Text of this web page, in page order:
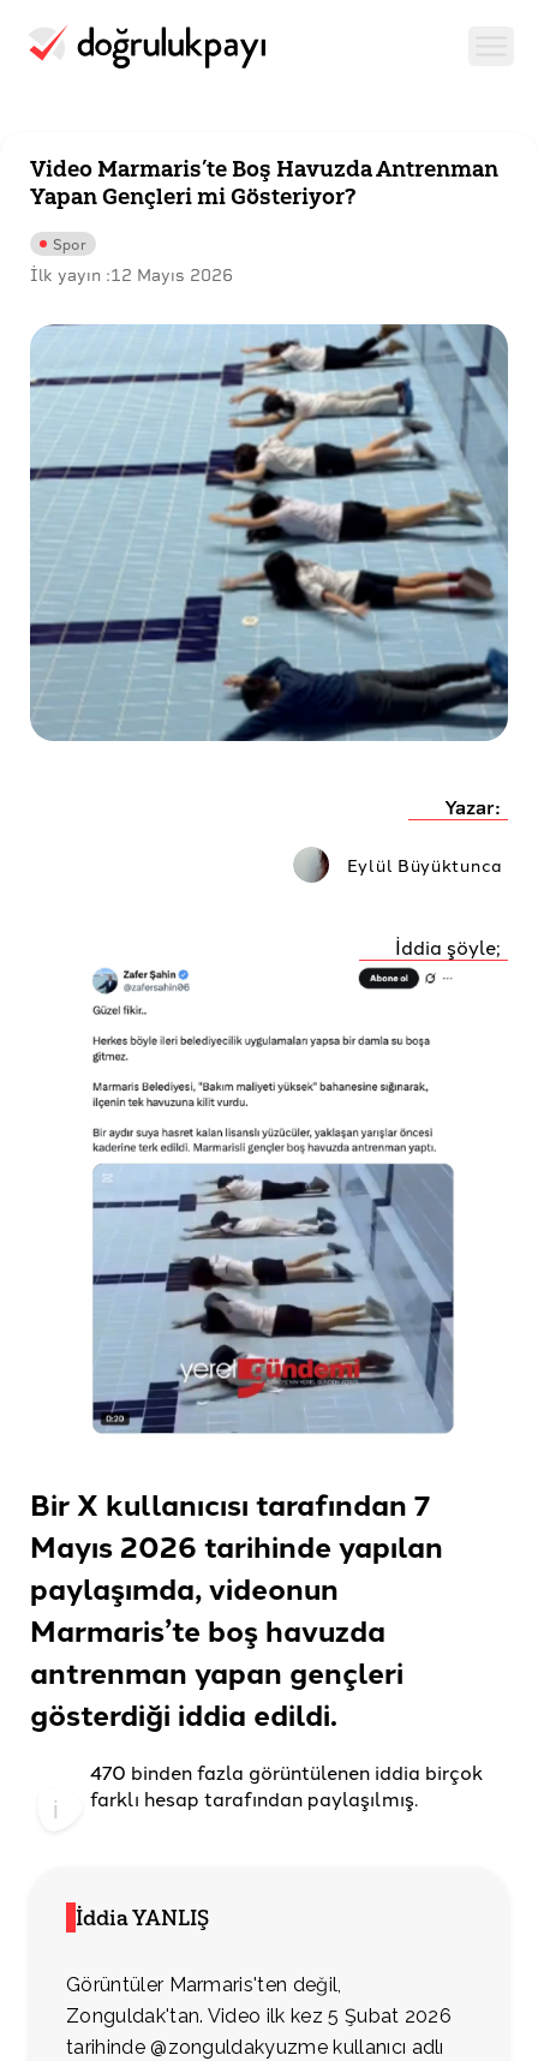
Video Marmaris’te Boş Havuzda Antrenman
Yapan Gençleri mi Gösteriyor?
Spor
İlk yayın :12 Mayıs 2026
Yazar:
Eylül Büyüktunca
İddia şöyle;
Bir X kullanıcısı tarafından 7
Mayıs 2026 tarihinde yapılan
paylaşımda, videonun
Marmaris’te boş havuzda
antrenman yapan gençleri
gösterdiği iddia edildi.
470 binden fazla görüntülenen iddia birçok
farklı hesap tarafından paylaşılmış.
İddia YANLIŞ
Görüntüler Marmaris'ten değil,
Zonguldak'tan. Video ilk kez 5 Şubat 2026
tarihinde @zonguldakyuzme kullanıcı adlı